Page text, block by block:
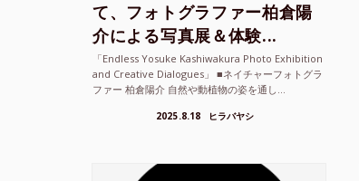
「Endless Yosuke Kashiwakura Photo Exhibition
and Creative Dialogues」 ■ネイチャーフォトグラ
ファー 柏倉陽介 自然や動植物の姿を通し...
2025.8.18 ヒラバヤシ